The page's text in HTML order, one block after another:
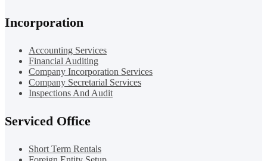
Incorporation
Accounting Services
Financial Auditing
Company Incorporation Services
Company Secretarial Services
Inspections And Audit
Serviced Office
Short Term Rentals